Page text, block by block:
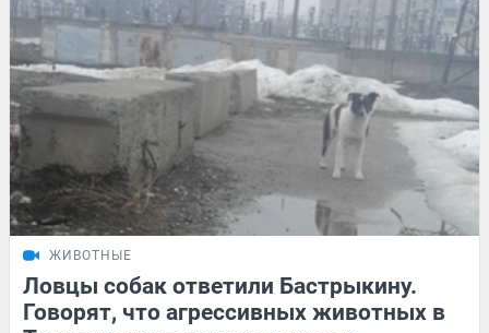
ЖИВОТНЫЕ
Ловцы собак ответили Бастрыкину.
Говорят, что агрессивных животных в